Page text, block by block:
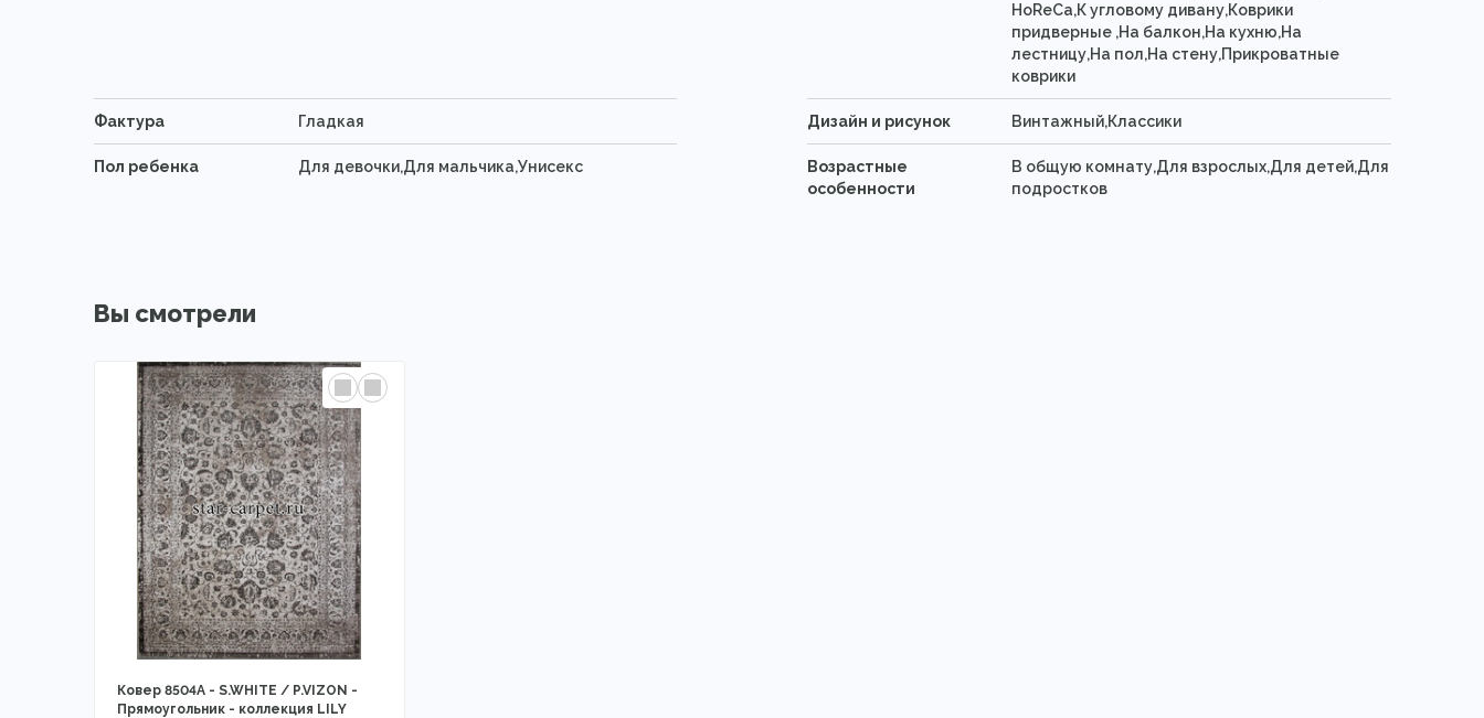
HoReCa,К угловому дивану,Коврики
придверные ,На балкон,На кухню,На
лестницу,На пол,На стену,Прикроватные
коврики
Фактура Гладкая Дизайн и рисунок Винтажный,Классики
Пол ребенка Для девочки,Для мальчика,Унисекс
Возрастные
особенности
В общую комнату,Для взрослых,Для детей,Для
подростков
Вы смотрели
Ковер 8504A - S.WHITE / P.VIZON -
Прямоугольник - коллекция LILY